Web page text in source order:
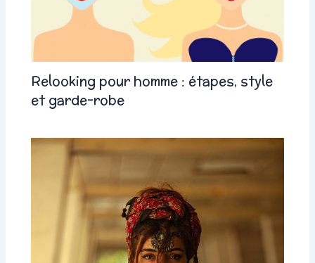
Relooking pour homme : étapes, style
et garde-robe